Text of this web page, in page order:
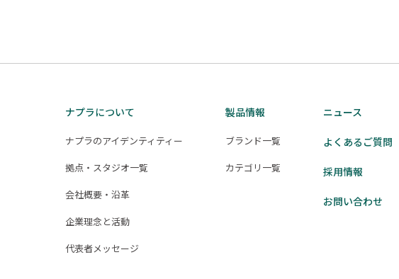
ナプラについて
ナプラのアイデンティティー
拠点・スタジオ一覧
会社概要・沿革
企業理念と活動
代表者メッセージ
製品情報
ブランド一覧
カテゴリ一覧
ニュース
よくあるご質問
採用情報
お問い合わせ